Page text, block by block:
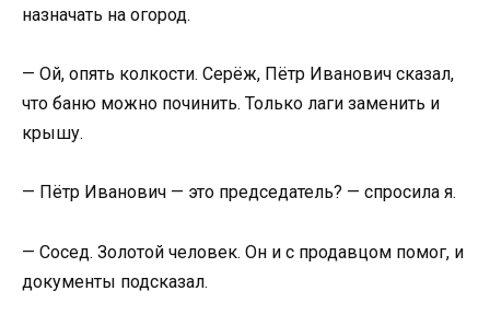
назначать на огород.
— Ой, опять колкости. Серёж, Пётр Иванович сказал,
что баню можно починить. Только лаги заменить и
крышу.
— Пётр Иванович — это председатель? — спросила я.
— Сосед. Золотой человек. Он и с продавцом помог, и
документы подсказал.